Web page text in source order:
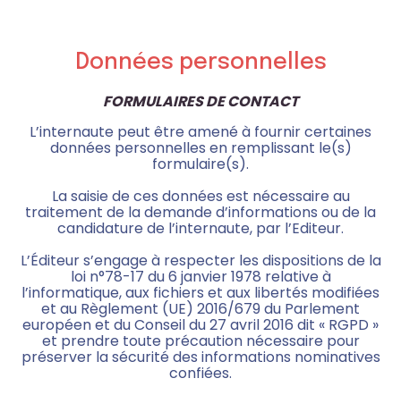
Données personnelles
FORMULAIRES DE CONTACT
L’internaute peut être amené à fournir certaines
données personnelles en remplissant le(s)
formulaire(s).
La saisie de ces données est nécessaire au
traitement de la demande d’informations ou de la
candidature de l’internaute, par l’Editeur.
L’Éditeur s’engage à respecter les dispositions de la
loi n°78-17 du 6 janvier 1978 relative à
l’informatique, aux fichiers et aux libertés modifiées
et au Règlement (UE) 2016/679 du Parlement
européen et du Conseil du 27 avril 2016 dit « RGPD »
et prendre toute précaution nécessaire pour
préserver la sécurité des informations nominatives
confiées.